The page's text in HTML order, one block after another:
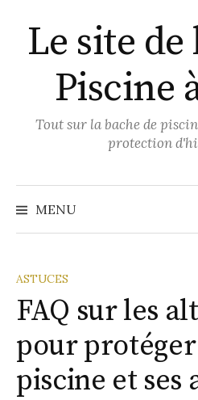
au
contenu
Le site de
Piscine
Tout sur la bache de
protection
MENU
ASTUCES
FAQ sur les
pour
piscine et ses